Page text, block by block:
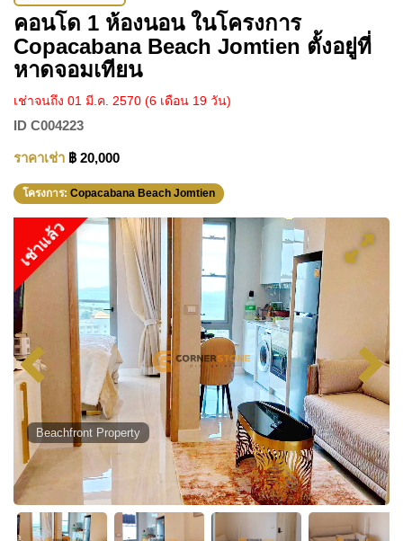
คอนโด 1 ห้องนอน ในโครงการ
Copacabana Beach Jomtien ตั้งอยู่ที่
หาดจอมเทียน
เช่าจนถึง 01 มี.ค. 2570 (6 เดือน 19 วัน)
ID C004223
ราคาเช่า ฿ 20,000
โครงการ: Copacabana Beach Jomtien
เช่าแล้ว
Beachfront Property